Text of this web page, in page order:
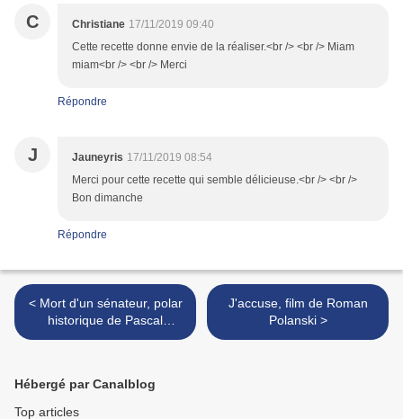
C Christiane 17/11/2019 09:40
Cette recette donne envie de la réaliser.<br /> <br /> Miam
miam<br /> <br /> Merci
Répondre
J Jauneyris 17/11/2019 08:54
Merci pour cette recette qui semble délicieuse.<br /> <br />
Bon dimanche
Répondre
< Mort d'un sénateur, polar
historique de Pascal
Chabaud
J'accuse, film de Roman
Polanski >
Hébergé par Canalblog
Top articles